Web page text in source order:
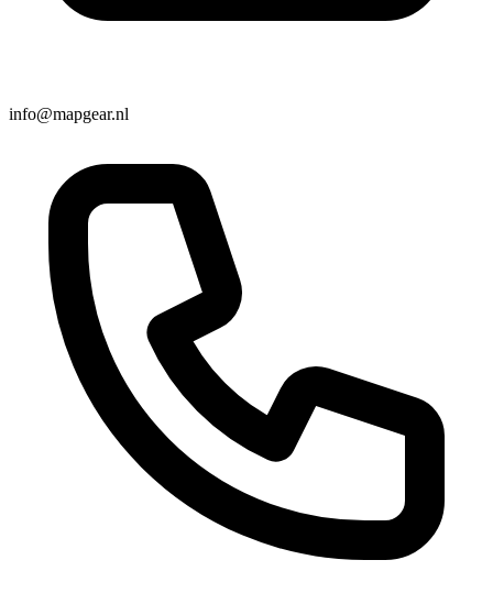
info@mapgear.nl